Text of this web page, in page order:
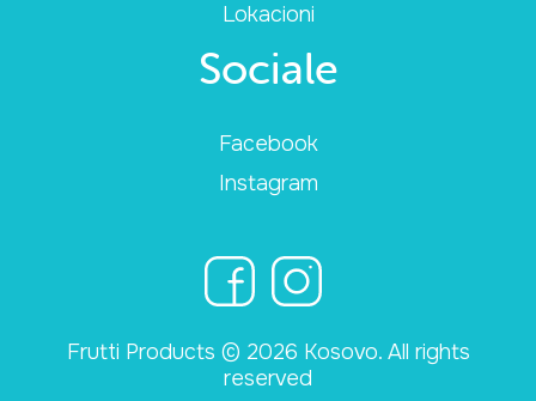
Lokacioni
Sociale
Facebook
Instagram
Frutti Products © 2026 Kosovo. All rights
reserved